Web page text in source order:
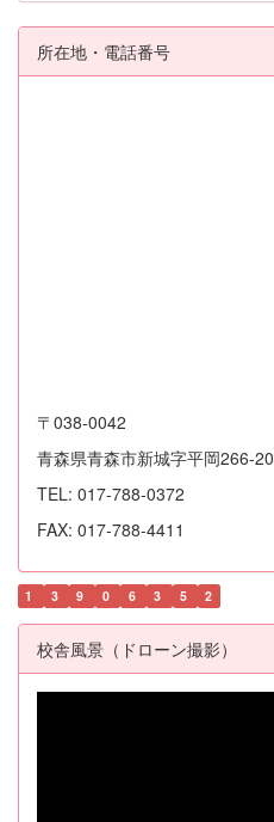
所在地・電話番号
〒038-0042
青森県青森市新城字平岡266-20
TEL: 017-788-0372
FAX: 017-788-4411
1 3 9 0 6 3 5 2
校舎風景（ドローン撮影）